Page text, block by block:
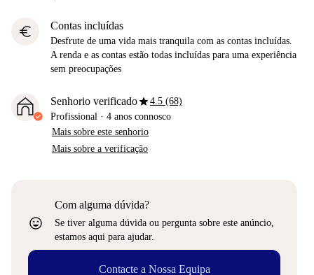
euro Contas incluídas
Desfrute de uma vida mais tranquila com as contas incluídas.
A renda e as contas estão todas incluídas para uma experiência
sem preocupações
Senhorio verificadostar4.5 (68)
Profissional · 4 anos connosco
Mais sobre este senhorio
Mais sobre a verificação
sentiment_very_satisfied
Com alguma dúvida?
Se tiver alguma dúvida ou pergunta sobre este anúncio,
estamos aqui para ajudar.
Contacte a Nossa Equipa